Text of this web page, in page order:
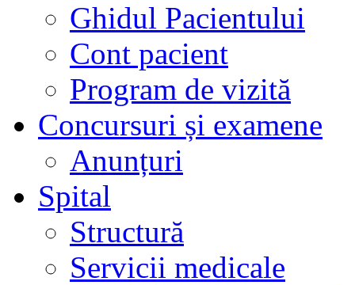
Ghidul Pacientului
Cont pacient
Program de vizită
Concursuri și examene
Anunțuri
Spital
Structură
Servicii medicale